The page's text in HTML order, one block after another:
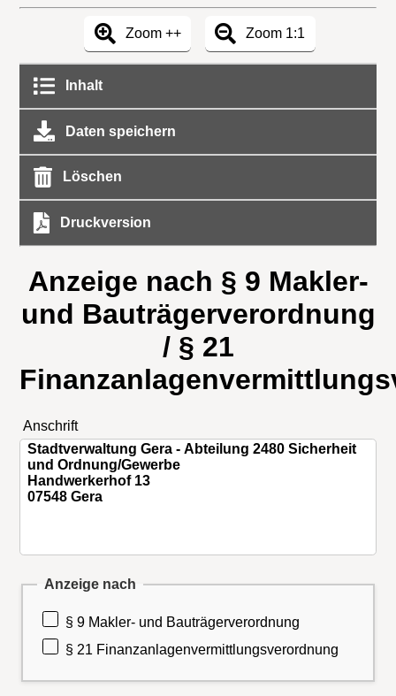
Zoom ++ Zoom 1:1
Inhalt
Daten speichern
Löschen
Druckversion
Anzeige nach § 9 Makler-
und Bauträgerverordnung
/ § 21
Anschrift
Anzeige nach
§ 9 Makler- und Bauträgerverordnung
§ 21 Finanzanlagenvermittlungsverordnung